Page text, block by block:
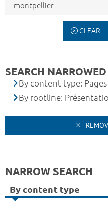
CLEAR
SEARCH
By content type: Pages
By rootline:
NARROW SEARCH
By content type